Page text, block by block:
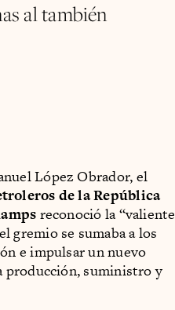
al también
López Obrador, el
de la República
reconoció la “valiente
gremio se sumaba a los
e impulsar un nuevo
producción, suministro y